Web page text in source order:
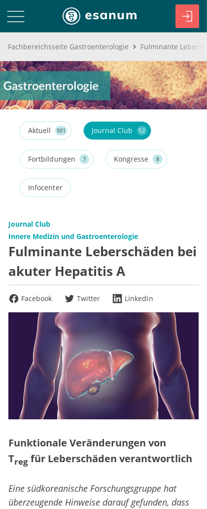
Fachbereichsseite Gastroenterologie Fulminante
Aktuell 501 Journal Club 52
Fortbildungen 7 Kongresse 8
Infocenter
Journal Club
Innere Medizin und Gastroenterologie
Fulminante Leberschäden bei
akuter Hepatitis A
Facebook Twitter LinkedIn
Funktionale Veränderungen von
Treg für Leberschäden verantwortlich
Eine südkoreanische Forschungsgruppe hat
überzeugende Hinweise darauf gefunden, dass